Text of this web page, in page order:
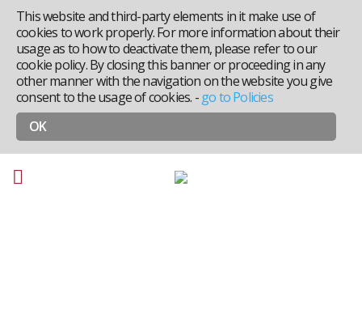
This website and third-party elements in it make use of
cookies to work properly. For more information about their
usage as to how to deactivate them, please refer to our
cookie policy. By closing this banner or proceeding in any
other manner with the navigation on the website you give
consent to the usage of cookies. -go to Policies
OK